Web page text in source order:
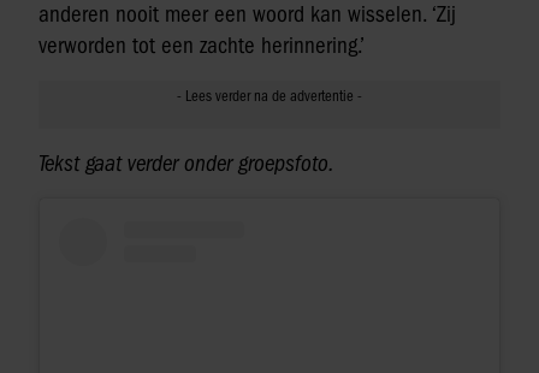
anderen nooit meer een woord kan wisselen. ‘Zij
verworden tot een zachte herinnering.’
Tekst gaat verder onder groepsfoto.